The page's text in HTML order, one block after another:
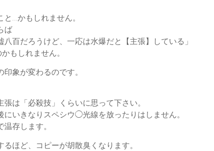
…かもしれません。
ば
八百だろうけど、一応は水爆だと【主張】している」
もしれません。
象が変わるのです。
は「必殺技」くらいに思って下さい。
いきなりスペシウ◯光線を放ったりはしません。
存します。
ほど、コピーが胡散臭くなります。